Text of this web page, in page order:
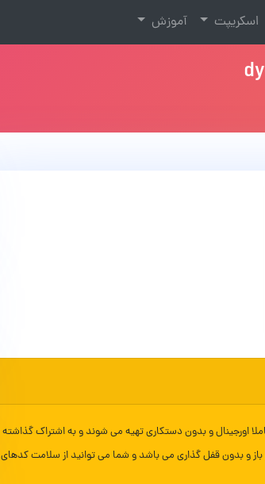
اسکریپت آموزش
اورجینال و بدون دستکاری تهیه می شوند و به اشتراک گذاشته
و بدون قفل گذاری می باشد و شما می توانید از سلامت کدهای